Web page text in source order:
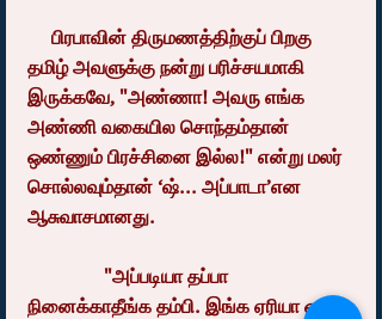
தமிழ் அவளுக்கு நன்று பரிச்சயமாகி
இருக்கவே, "அண்ணா! அவரு எங்க
அண்ணி வகையில சொந்தம்தான்
ஒண்ணும் பிரச்சினை இல்ல!" என்று மலர்
சொல்லவும்தான் ‘ஷ்... அப்பாடா’என
ஆசுவாசமானது.
நினைக்காதீங்க தம்பி. இங்க ஏரியா ஒரு